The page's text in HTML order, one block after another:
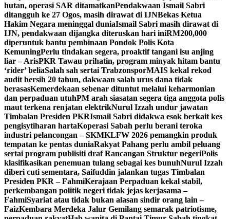
hutan, operasi SAR ditamatkanPendakwaan Ismail Sabri
ditangguh ke 27 Ogos, masih dirawat di IJNBekas Ketua
Hakim Negara meninggal duniaIsmail Sabri masih dirawat di
IJN, pendakwaan dijangka diteruskan hari iniRM200,000
diperuntuk bantu pembinaan Pondok Polis Kota
KemuningPerlu tindakan segera, proaktif tangani isu anjing
liar – ArisPKR Tawau prihatin, program minyak hitam bantu
‘rider’ beliaSalah sah sertai TrabzonsporMAIS kekal rekod
audit bersih 20 tahun, dakwaan salah urus dana tidak
berasasKemerdekaan sebenar dituntut melalui keharmonian
dan perpaduan utuhPM arah siasatan segera tiga anggota polis
maut terkena renjatan elektrikNurul Izzah undur jawatan
Timbalan Presiden PKRIsmail Sabri didakwa esok berkait kes
pengisytiharan hartaKoperasi Sabah perlu berani teroka
industri pelancongan – SKMKLFW 2026 pemangkin produk
tempatan ke pentas duniaRakyat Pahang perlu ambil peluang
sertai program publisiti draf Rancangan Struktur negeriPolis
klasifikasikan penemuan tulang sebagai kes bunuhNurul Izzah
diberi cuti sementara, Saifuddin jalankan tugas Timbalan
Presiden PKR – FahmiKerajaan Perpaduan kekal stabil,
perkembangan politik negeri tidak jejas kerjasama –
FahmiSyariat atau tidak bukan alasan sindir orang lain –
FaizKembara Merdeka Jalur Gemilang semarak patriotisme,